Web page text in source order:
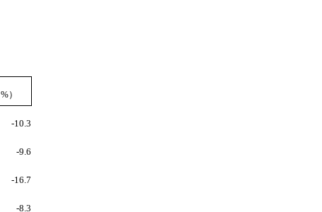
%）
-10.3
-9.6
-16.7
-8.3